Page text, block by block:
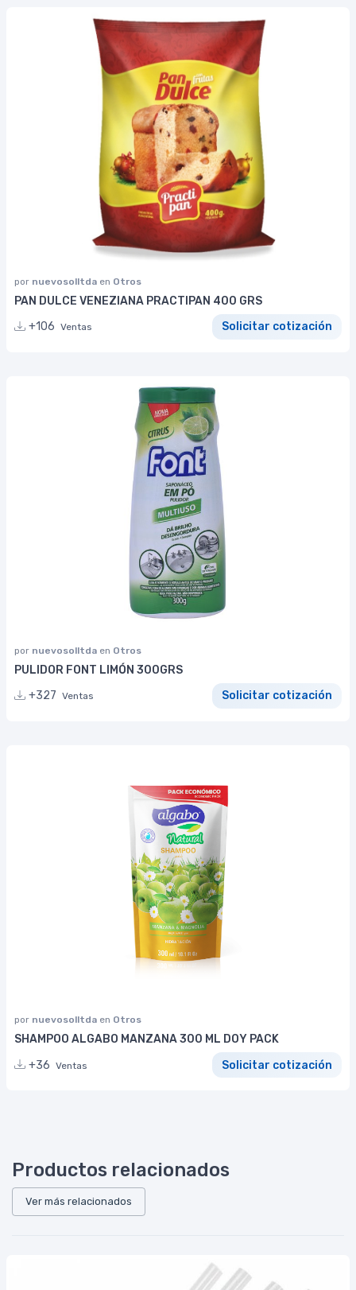
por nuevosolltda en Otros
PAN DULCE VENEZIANA PRACTIPAN 400 GRS
+106 Ventas Solicitar cotización
por nuevosolltda en Otros
PULIDOR FONT LIMÓN 300GRS
+327 Ventas Solicitar cotización
por nuevosolltda en Otros
SHAMPOO ALGABO MANZANA 300 ML DOY PACK
+36 Ventas Solicitar cotización
Productos relacionados
Ver más relacionados